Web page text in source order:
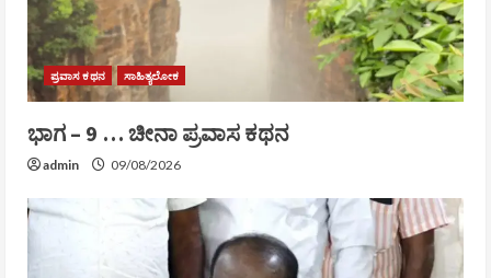
ಪ್ರವಾಸ ಕಥನ ಸಾಹಿತ್ಯಲೋಕ
ಭಾಗ – 9 … ಚೀನಾ ಪ್ರವಾಸ ಕಥನ
admin 09/08/2026